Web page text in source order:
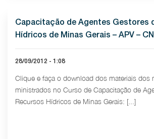
Capacitação de Agentes Gestores
Hídricos de Minas Gerais – APV –
28/09/2012 - 1:08
Clique e faça o download dos materiais dos
ministrados no Curso de Capacitação de
Recursos Hídricos de Minas Gerais: [...]